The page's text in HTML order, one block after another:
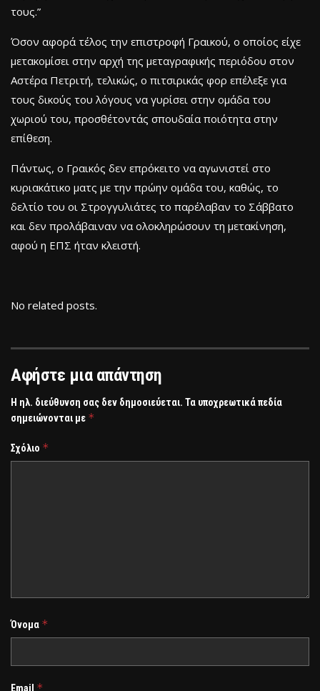
τους.”
Όσον αφορά τέλος την επιστροφή Γραικού, ο οποίος είχε
μετακομίσει στην αρχή της μεταγραφικής περιόδου στον
Αστέρα Πετριτή, τελικώς, ο πιτσιρικάς φορ επέλεξε για
τους δικούς του λόγους να γυρίσει στην ομάδα του
χωριού του, προσθέτοντάς σπουδαία ποιότητα στην
επίθεση.
Πάντως, ο Γραικός δεν επρόκειτο να αγωνιστεί στο
κυριακάτικο ματς με την πρώην ομάδα του, καθώς, το
δελτίο του οι Στρογγυλιάτες το παρέλαβαν το Σάββατο
και δεν προλάβαιναν να ολοκληρώσουν τη μετακίνηση,
αφού η ΕΠΣ ήταν κλειστή.
No related posts.
Αφήστε μια απάντηση
Η ηλ. διεύθυνση σας δεν δημοσιεύεται. Τα υποχρεωτικά πεδία
σημειώνονται με *
Σχόλιο *
Όνομα *
Email *